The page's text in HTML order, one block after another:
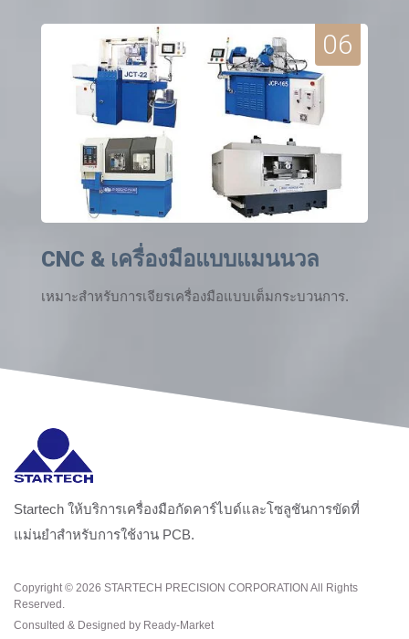
06
CNC & เครื่องมือแบบแมนนวล
เหมาะสำหรับการเจียรเครื่องมือแบบเต็มกระบวนการ.
Startech ให้บริการเครื่องมือกัดคาร์ไบด์และโซลูชันการขัดที่
แม่นยำสำหรับการใช้งาน PCB.
Copyright © 2026 STARTECH PRECISION CORPORATION All Rights
Reserved.
Consulted & Designed by Ready-Market